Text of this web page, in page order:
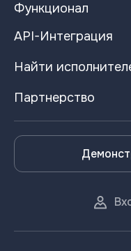
Функционал
API-Интеграция
Найти
Партнерство